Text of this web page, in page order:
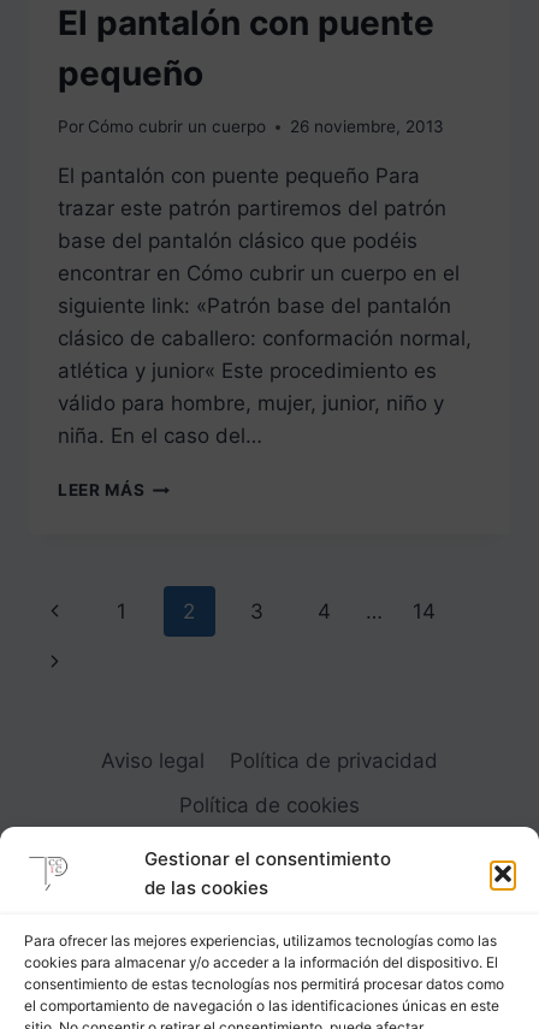
Gestionar el consentimiento
de las cookies
Para ofrecer las mejores experiencias, utilizamos tecnologías como las
cookies para almacenar y/o acceder a la información del dispositivo. El
consentimiento de estas tecnologías nos permitirá procesar datos como
el comportamiento de navegación o las identificaciones únicas en este
El pantalón con puente
pequeño
Por Cómo cubrir un cuerpo 26 noviembre, 2013
El pantalón con puente pequeño Para
trazar este patrón partiremos del patrón
base del pantalón clásico que podéis
encontrar en Cómo cubrir un cuerpo en el
siguiente link: «Patrón base del pantalón
clásico de caballero: conformación normal,
atlética y junior« Este procedimiento es
válido para hombre, mujer, junior, niño y
niña. En el caso del…
LEER MÁS EL
PEQUEÑO
Navegación
de
Página
anterior
1 2 3 4 … 14
Siguiente
Aviso legal
Política de privacidad
Política de cookies
Carrer Provença, 183
08036 - Barcelona (Espana)